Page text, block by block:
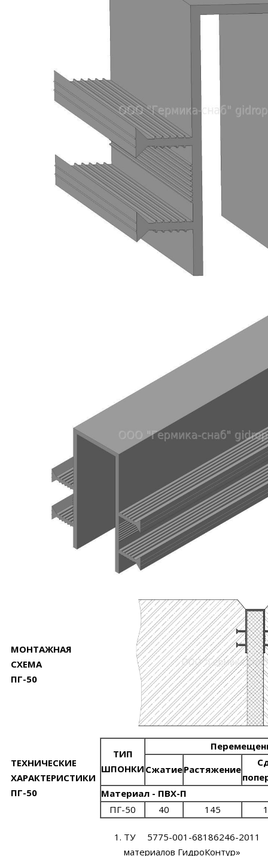
МОНТАЖНАЯ
СХЕМА
ПГ-50
ТЕХНИЧЕСКИЕ
ХАРАКТЕРИСТИКИ
ПГ-50
ТИП
ШПОНКИ СжатиеРастяжение
Материал - ПВХ-П
ПГ-50
40 145
ТУ 5775-001-68186246-
материалов ГидроКонтур»